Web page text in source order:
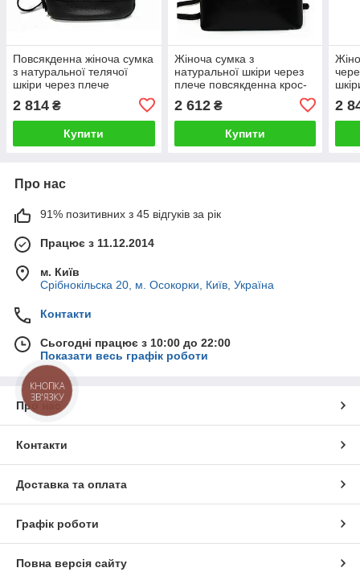
Повсякденна жіноча сумка
з натуральної телячої
шкіри через плече
2 814 ₴
Купити
Жіноча сумка з
натуральної шкіри через
плече повсякденна крос-
2 612₴
Купити
2
Про нас
91% позитивних з 45 відгуків за рік
Працює з 11.12.2014
м. Київ
Срібнокільска 20, м. Осокорки, Київ, Україна
Контакти
Сьогодні працює з 10:00 до 22:00
Показати весь графік роботи
Про нас
Контакти
Доставка та оплата
Графік роботи
Повна версія сайту
КНОПКА
ЗВ'ЯЗКУ